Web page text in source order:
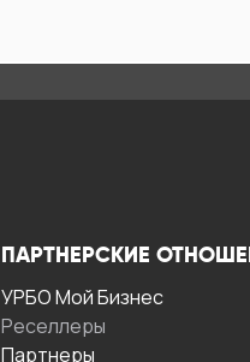
ПАРТНЕРСКИЕ
УРБО Мой Бизнес
Реселлеры
Партнеры